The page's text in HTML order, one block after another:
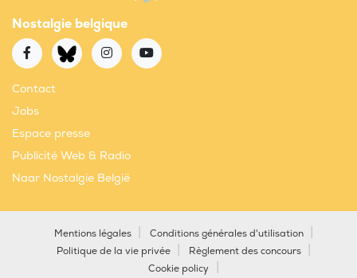
Nostalgie belgique
Contact
Jobs
Espace presse
Publicité Web & Radio
Naar Nostalgie België
Mentions légales
Conditions générales d'utilisation
Politique de la vie privée
Règlement des concours
Cookie policy